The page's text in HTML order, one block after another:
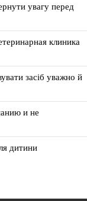
увагу перед
клиника
засіб уважно й
и не
дитини